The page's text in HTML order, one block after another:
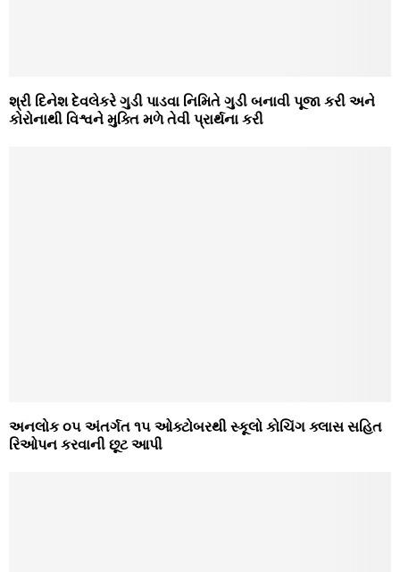
શ્રી દિનેશ દેવલેકરે ગુડી પાડવા નિમિતે ગુડી બનાવી પૂજા કરી અને
કોરોનાથી વિશ્વને મુક્તિ મળે તેવી પ્રાર્થના કરી
અનલોક ૦૫ અંતર્ગત ૧૫ ઓક્ટોબરથી સ્કૂલો કોચિંગ ક્લાસ સહિત
રિઓપન કરવાની છૂટ આપી